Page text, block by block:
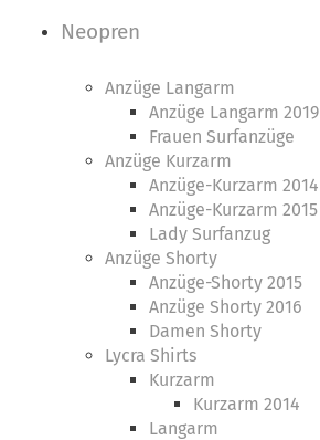
Neopren
Anzüge Langarm
Anzüge Langarm 2019
Frauen Surfanzüge
Anzüge Kurzarm
Anzüge-Kurzarm 2014
Anzüge-Kurzarm 2015
Lady Surfanzug
Anzüge Shorty
Anzüge-Shorty 2015
Anzüge Shorty 2016
Damen Shorty
Lycra Shirts
Kurzarm
Kurzarm 2014
Langarm